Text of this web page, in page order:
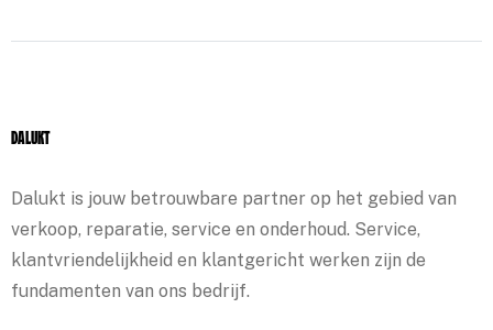
Dalukt
Dalukt is jouw betrouwbare partner op het gebied van
verkoop, reparatie, service en onderhoud. Service,
klantvriendelijkheid en klantgericht werken zijn de
fundamenten van ons bedrijf.